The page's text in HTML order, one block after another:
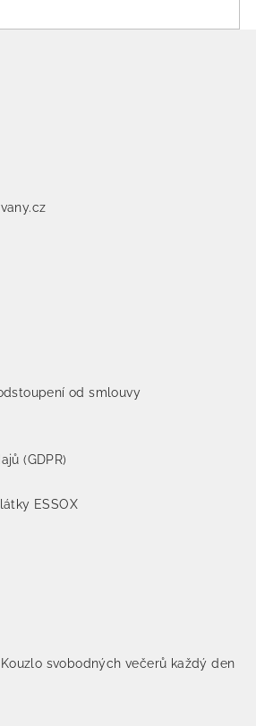
od smlouvy
(GDPR)
ESSOX
svobodných večerů každý den